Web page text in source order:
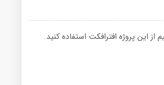
از این پروژه افترافکت استفاده کنید.